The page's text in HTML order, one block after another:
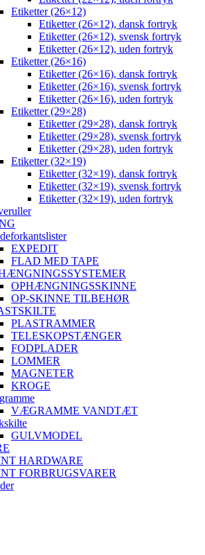
Etiketter (26×12)
Etiketter (26×12), dansk fortryk
Etiketter (26×12), svensk fortryk
Etiketter (26×12), uden fortryk
Etiketter (26×16)
Etiketter (26×16), dansk fortryk
Etiketter (26×16), svensk fortryk
Etiketter (26×16), uden fortryk
Etiketter (29×28)
Etiketter (29×28), dansk fortryk
Etiketter (29×28), svensk fortryk
Etiketter (29×28), uden fortryk
Etiketter (32×19)
Etiketter (32×19), dansk fortryk
Etiketter (32×19), svensk fortryk
Etiketter (32×19), uden fortryk
EXPEDIT
FLAD MED TAPE
OPHÆNGNINGSSKINNE
OP-SKINNE TILBEHØR
PLASTRAMMER
TELESKOPSTÆNGER
FODPLADER
LOMMER
MAGNETER
KROGE
VÆGRAMME VANDTÆT
GULVMODEL
HARDWARE
FORBRUGSVARER